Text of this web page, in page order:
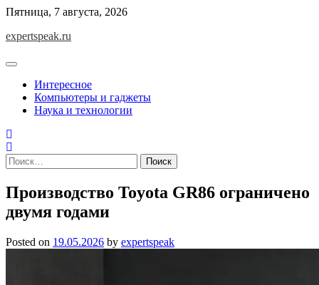
Skip
content
Пятница, 7 августа, 2026
expertspeak.ru
Интересное
Компьютеры и гаджеты
Наука и технологии
Найти:
Производство Toyota GR86 ограничено
двумя годами
Posted on 19.05.2026 by expertspeak